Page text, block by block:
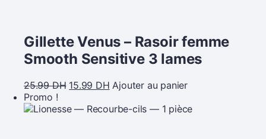
Gillette Venus – Rasoir femme
Smooth Sensitive 3 lames
25.99DH 15.99 DH Ajouter au panier
Promo !